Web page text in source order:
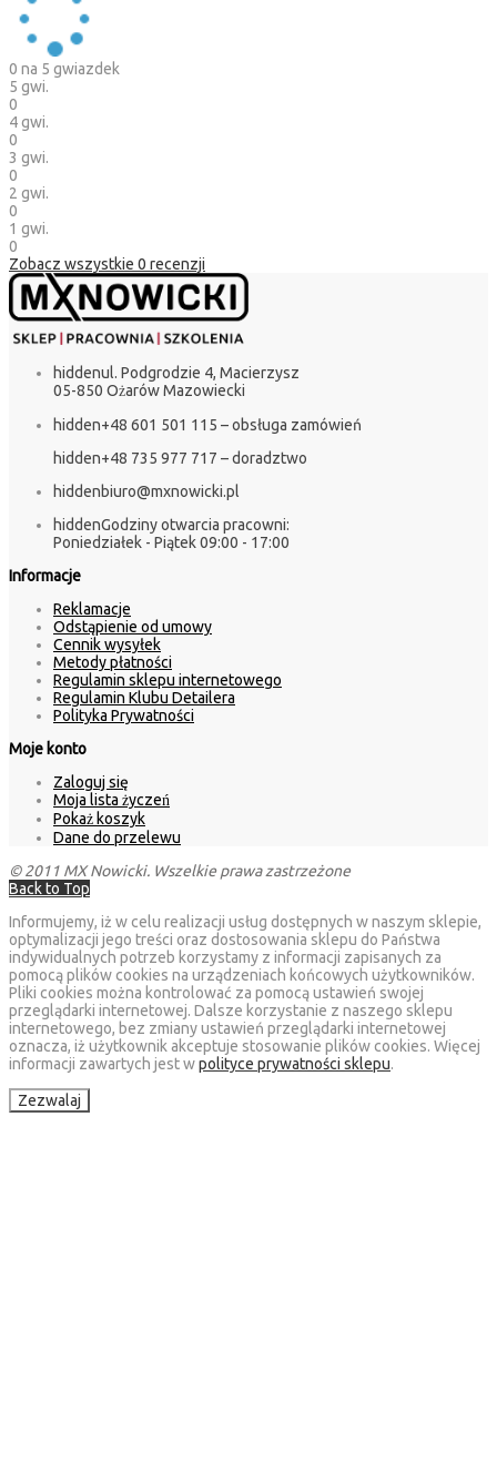
0 na 5 gwiazdek
5 gwi.
0
4 gwi.
0
3 gwi.
0
2 gwi.
0
1 gwi.
0
Zobacz wszystkie 0 recenzji
hiddenul. Podgrodzie 4, Macierzysz
05-850 Ożarów Mazowiecki
hidden+48 601 501 115 – obsługa zamówień
hidden+48 735 977 717 – doradztwo
hiddenbiuro@mxnowicki.pl
hiddenGodziny otwarcia pracowni:
Poniedziałek - Piątek 09:00 - 17:00
Informacje
Reklamacje
Odstąpienie od umowy
Cennik wysyłek
Metody płatności
Regulamin sklepu internetowego
Regulamin Klubu Detailera
Polityka Prywatności
Moje konto
Zaloguj się
Moja lista życzeń
Pokaż koszyk
Dane do przelewu
© 2011 MX Nowicki. Wszelkie prawa zastrzeżone
Back to Top
Informujemy, iż w celu realizacji usług dostępnych w naszym sklepie,
optymalizacji jego treści oraz dostosowania sklepu do Państwa
indywidualnych potrzeb korzystamy z informacji zapisanych za
pomocą plików cookies na urządzeniach końcowych użytkowników.
Pliki cookies można kontrolować za pomocą ustawień swojej
przeglądarki internetowej. Dalsze korzystanie z naszego sklepu
internetowego, bez zmiany ustawień przeglądarki internetowej
oznacza, iż użytkownik akceptuje stosowanie plików cookies. Więcej
informacji zawartych jest wpolityce prywatności sklepu.
Zezwalaj